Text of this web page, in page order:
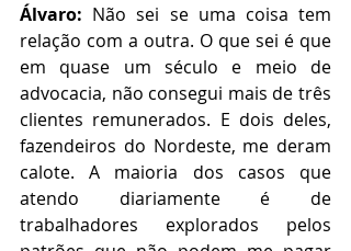
Álvaro: Não sei se uma coisa tem
relação com a outra. O que sei é que
em quase um século e meio de
advocacia, não consegui mais de três
clientes remunerados. E dois deles,
fazendeiros do Nordeste, me deram
calote. A maioria dos casos que
atendo diariamente é de
trabalhadores explorados pelos